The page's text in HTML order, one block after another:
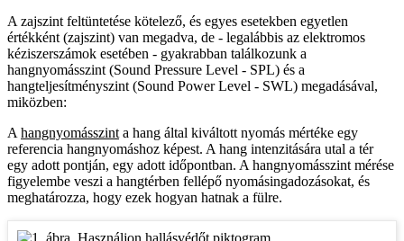
A zajszint feltüntetése kötelező, és egyes esetekben egyetlen
értékként (zajszint) van megadva, de - legalábbis az elektromos
kéziszerszámok esetében - gyakrabban találkozunk a
hangnyomásszint (Sound Pressure Level - SPL) és a
hangteljesítményszint (Sound Power Level - SWL) megadásával,
miközben:
A hangnyomásszint a hang által kiváltott nyomás mértéke egy
referencia hangnyomáshoz képest. A hang intenzitására utal a tér
egy adott pontján, egy adott időpontban. A hangnyomásszint mérése
figyelembe veszi a hangtérben fellépő nyomásingadozásokat, és
meghatározza, hogy ezek hogyan hatnak a fülre.